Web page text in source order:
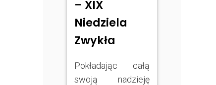
– XIX
Niedziela
Zwykła
Pokładając całą
swoją nadzieję